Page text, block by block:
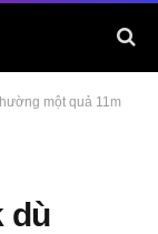
một quả 11m
dù